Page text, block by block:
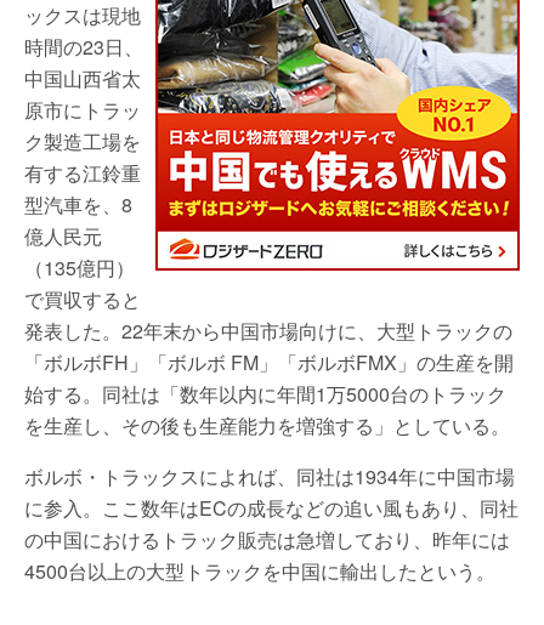
ックスは現地
時間の23日、
中国山西省太
原市にトラッ
ク製造工場を
有する江鈴重
型汽車を、8
億人民元
（135億円）
で買収すると
発表した。22年末から中国市場向けに、大型トラックの
「ボルボFH」「ボルボ FM」「ボルボFMX」の生産を開
始する。同社は「数年以内に年間1万5000台のトラック
を生産し、その後も生産能力を増強する」としている。
ボルボ・トラックスによれば、同社は1934年に中国市場
に参入。ここ数年はECの成長などの追い風もあり、同社
の中国におけるトラック販売は急増しており、昨年には
4500台以上の大型トラックを中国に輸出したという。